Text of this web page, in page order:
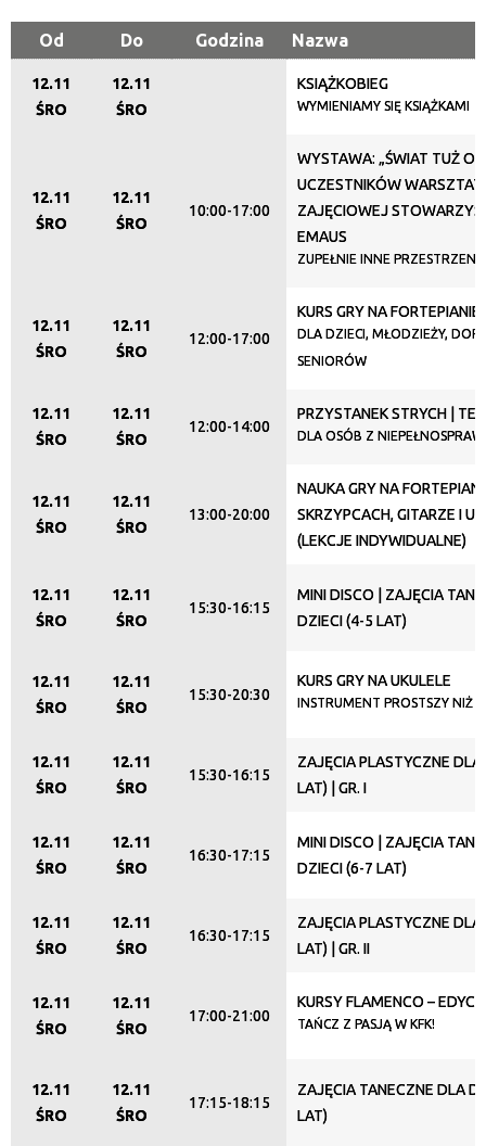
Organizator
Od Do Godzina Nazwa
12.11
ŚRO
12.11
ŚRO
KSIĄŻKOBIEG
WYMIENIAMY SIĘ KSIĄŻKAMI
12.11
ŚRO
12.11
ŚRO
10:00-17:00
WYSTAWA: „ŚWIAT TUŻ
UCZESTNIKÓW
ZAJĘCIOWEJ
EMAUS
ZUPEŁNIE INNE PRZESTRZENIE
12.11
ŚRO
12.11
ŚRO
12:00-17:00
KURS GRY NA FORTEPIANIE
DLA DZIECI, MŁODZIEŻY,
SENIORÓW
12.11
ŚRO
12.11
ŚRO
12:00-14:00
PRZYSTANEK STRYCH |
DLA OSÓB Z
12.11
ŚRO
12.11
ŚRO
13:00-20:00
NAUKA GRY NA
SKRZYPCACH, GITARZE I
(LEKCJE INDYWIDUALNE)
12.11
ŚRO
12.11
ŚRO
15:30-16:15
MINI DISCO | ZAJĘCIA
DZIECI (4-5 LAT)
12.11
ŚRO
12.11
ŚRO
15:30-20:30
KURS GRY NA UKULELE
INSTRUMENT PROSTSZY NIŻ
12.11
ŚRO
12.11
ŚRO
15:30-16:15
ZAJĘCIA PLASTYCZNE
LAT) | GR. I
12.11
ŚRO
12.11
ŚRO
16:30-17:15
MINI DISCO | ZAJĘCIA
DZIECI (6-7 LAT)
12.11
ŚRO
12.11
ŚRO
16:30-17:15
ZAJĘCIA PLASTYCZNE
LAT) | GR. II
12.11
ŚRO
12.11
ŚRO
17:00-21:00
KURSY FLAMENCO –
TAŃCZ Z PASJĄ W KFK!
12.11
ŚRO
12.11
ŚRO
17:15-18:15
ZAJĘCIA TANECZNE DLA
LAT)